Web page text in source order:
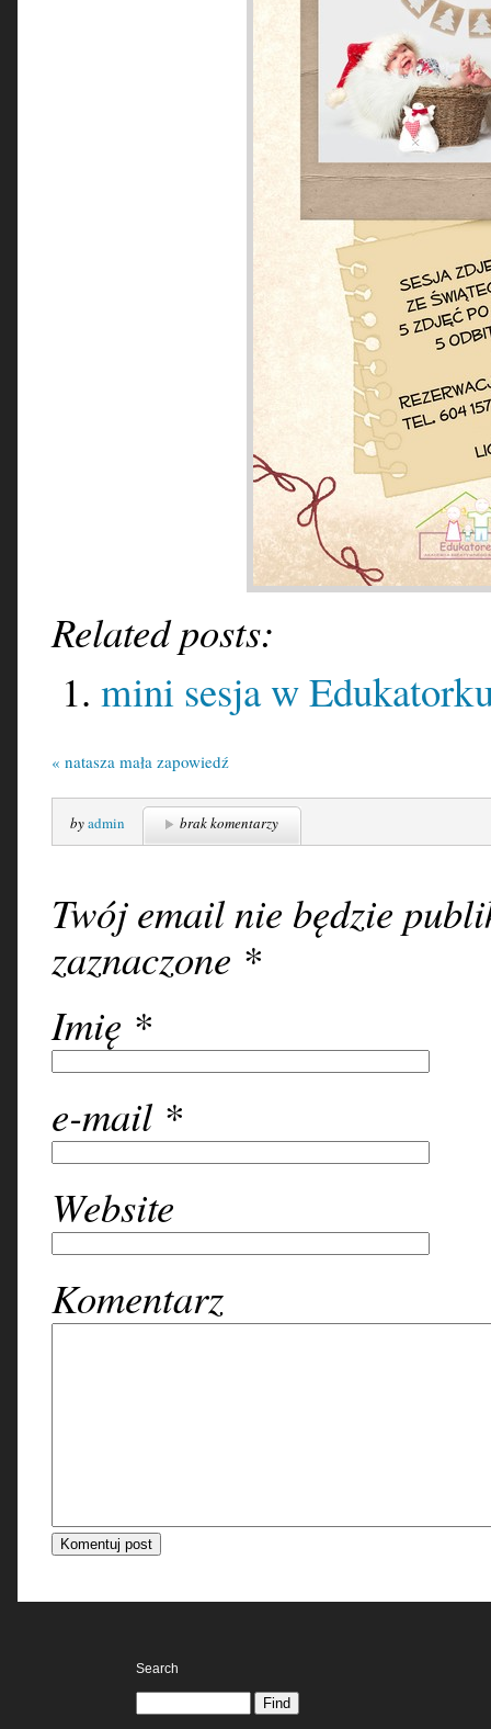
Related posts:
mini sesja w
« natasza mała zapowiedź
byadmin brak komentarzy
Twój email nie będzie
zaznaczone *
Imię *
e-mail *
Website
Komentarz
Search